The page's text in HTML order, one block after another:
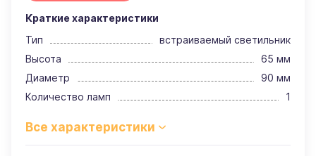
Краткие характеристики
Тип
встраиваемый светильник
Высота
65 мм
Диаметр
90 мм
Количество ламп
1